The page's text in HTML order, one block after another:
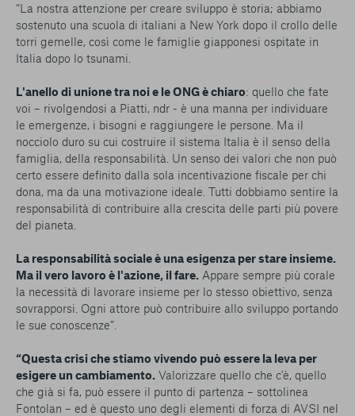
“La nostra attenzione per creare sviluppo è storia; abbiamo
sostenuto una scuola di italiani a New York dopo il crollo delle
torri gemelle, così come le famiglie giapponesi ospitate in
Italia dopo lo tsunami.
L'anello di unione tra noi e le ONG è chiaro: quello che fate
voi – rivolgendosi a Piatti, ndr - è una manna per individuare
le emergenze, i bisogni e raggiungere le persone. Ma il
nocciolo duro su cui costruire il sistema Italia è il senso della
famiglia, della responsabilità. Un senso dei valori che non può
certo essere definito dalla sola incentivazione fiscale per chi
dona, ma da una motivazione ideale. Tutti dobbiamo sentire la
responsabilità di contribuire alla crescita delle parti più povere
del pianeta.
La responsabilità sociale è una esigenza per stare insieme.
Ma il vero lavoro è l'azione, il fare. Appare sempre più corale
la necessità di lavorare insieme per lo stesso obiettivo, senza
sovrapporsi. Ogni attore può contribuire allo sviluppo portando
le sue conoscenze”.
“Questa crisi che stiamo vivendo può essere la leva per
esigere un cambiamento. Valorizzare quello che c'è, quello
che già si fa, può essere il punto di partenza – sottolinea
Fontolan – ed è questo uno degli elementi di forza di AVSI nel